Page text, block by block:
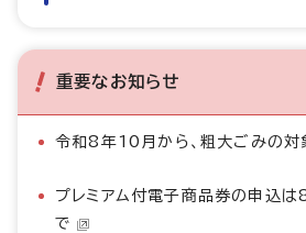
重要なお知らせ
令和8年10月から、粗大ごみの対
プレミアム付電子商品券の申込は
で